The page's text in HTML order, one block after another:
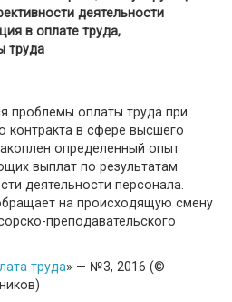
деятельности
в оплате труда,
труда
проблемы оплаты труда при
контракта в сфере высшего
определенный опыт
выплат по результатам
деятельности персонала.
на происходящую смену
преподавательского
труда» — №3, 2016 (©